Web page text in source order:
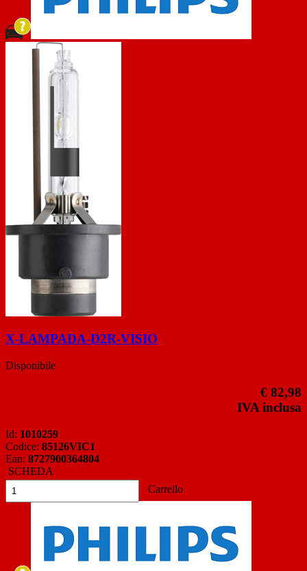
X-LAMPADA-D2R-VISIO
Disponibile
€ 82,98
IVA inclusa
Id: 1010259
Codice: 85126VIC1
Ean: 8727900364804
SCHEDA
Carrello